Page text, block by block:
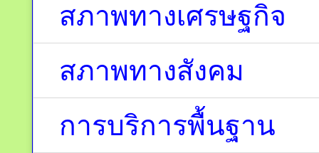
สภาพทางเศรษฐกิจ
สภาพทางสังคม
การบริการพื้นฐาน